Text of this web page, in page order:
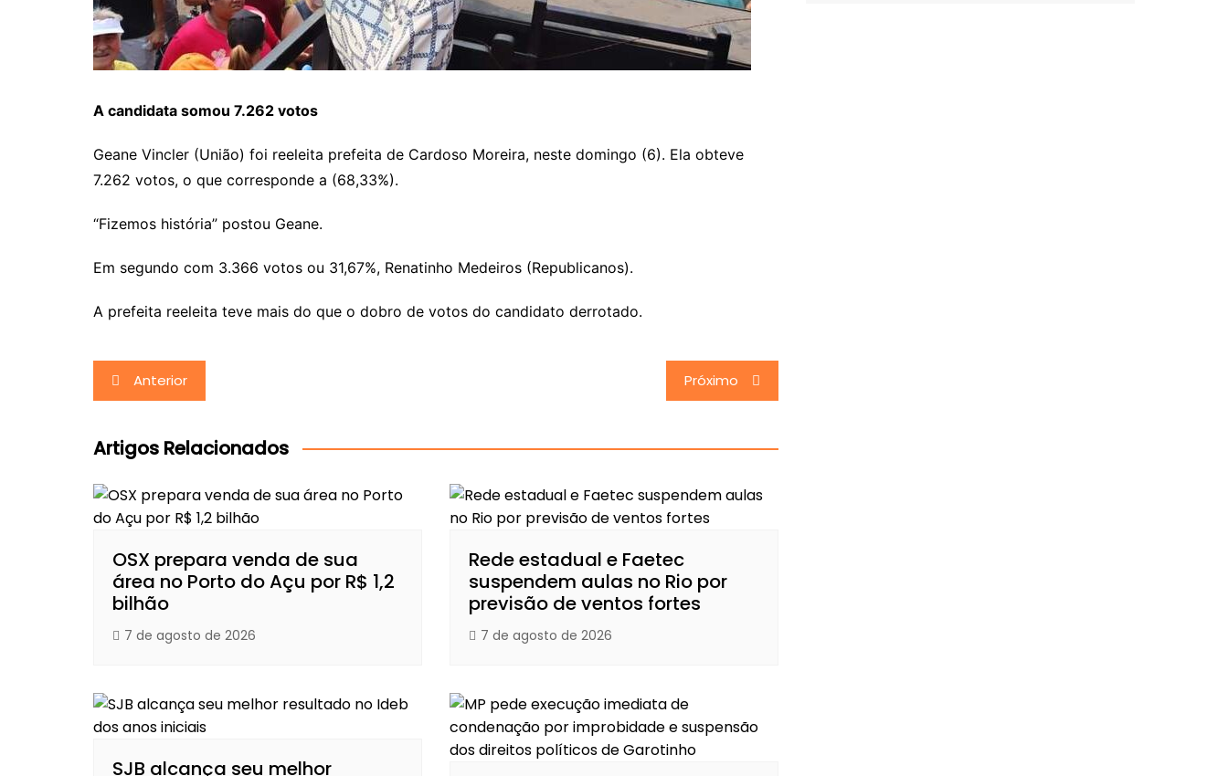
A candidata somou 7.262 votos
Geane Vincler (União) foi reeleita prefeita de Cardoso Moreira, neste domingo (6). Ela obteve
7.262 votos, o que corresponde a (68,33%).
“Fizemos história” postou Geane.
Em segundo com 3.366 votos ou 31,67%, Renatinho Medeiros (Republicanos).
A prefeita reeleita teve mais do que o dobro de votos do candidato derrotado.
Navegação
de
Post
Anterior Próximo
Artigos Relacionados
OSX prepara venda de sua
área no Porto do Açu por R$ 1,2
bilhão
7 de agosto de 2026
Rede estadual e Faetec
suspendem aulas no Rio por
previsão de ventos fortes
7 de agosto de 2026
SJB alcança seu melhor